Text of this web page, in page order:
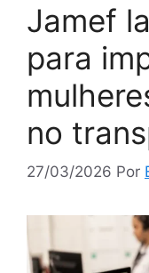
Jamef
para
no
27/03/2026 Por